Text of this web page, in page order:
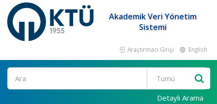
Akademik Veri Yönetim
Sistemi
Araştırmacı Girişi English
Ara
Detaylı Arama